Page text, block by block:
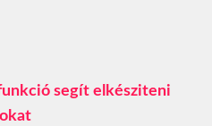
segít elkésziteni